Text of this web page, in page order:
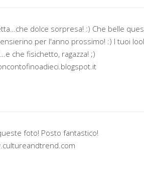
dolce sorpresa! :) Che belle
per l'anno prossimo! :) I tuoi
che fisichetto, ragazza! ;)
foto! Posto fantastico!